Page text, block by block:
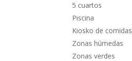
5 cuartos
Piscina
Kiosko de comidas
Zonas húmedas
Zonas verdes